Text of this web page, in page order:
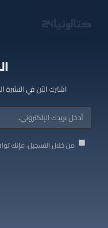
اشترك الآن في النشرة البريدية لجريدة
من خلال التسجيل، فإنك